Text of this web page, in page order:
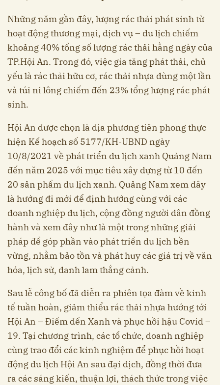
Những năm gần đây, lượng rác thải phát sinh từ
hoạt động thương mại, dịch vụ – du lịch chiếm
khoảng 40% tổng số lượng rác thải hằng ngày của
TP.Hội An. Trong đó, việc gia tăng phát thải, chủ
yếu là rác thải hữu cơ, rác thải nhựa dùng một lần
và túi ni lông chiếm đến 23% tổng lượng rác phát
sinh.
Hội An được chọn là địa phương tiên phong thực
hiện Kế hoạch số 5177/KH-UBND ngày
10/8/2021 về phát triển du lịch xanh Quảng Nam
đến năm 2025 với mục tiêu xây dựng từ 10 đến
20 sản phẩm du lịch xanh. Quảng Nam xem đây
là hướng đi mới để định hướng cùng với các
doanh nghiệp du lịch, cộng đồng người dân đồng
hành và xem đây như là một trong những giải
pháp để góp phần vào phát triển du lịch bền
vững, nhằm bảo tồn và phát huy các giá trị về văn
hóa, lịch sử, danh lam thắng cảnh.
Sau lễ công bố đã diễn ra phiên tọa đàm về kinh
tế tuần hoàn, giảm thiểu rác thải nhựa hướng tới
Hội An – Điểm đến Xanh và phục hồi hậu Covid –
19. Tại chương trình, các tổ chức, doanh nghiệp
cùng trao đổi các kinh nghiệm để phục hồi hoạt
động du lịch Hội An sau đại dịch, đồng thời đưa
ra các sáng kiến, thuận lợi, thách thức trong việc